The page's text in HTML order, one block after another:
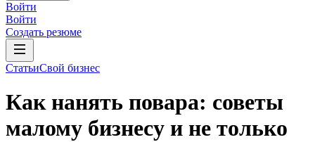
Войти
Войти
Создать резюме
СтатьиСвой бизнес
Как нанять повара: советы
малому бизнесу и не только